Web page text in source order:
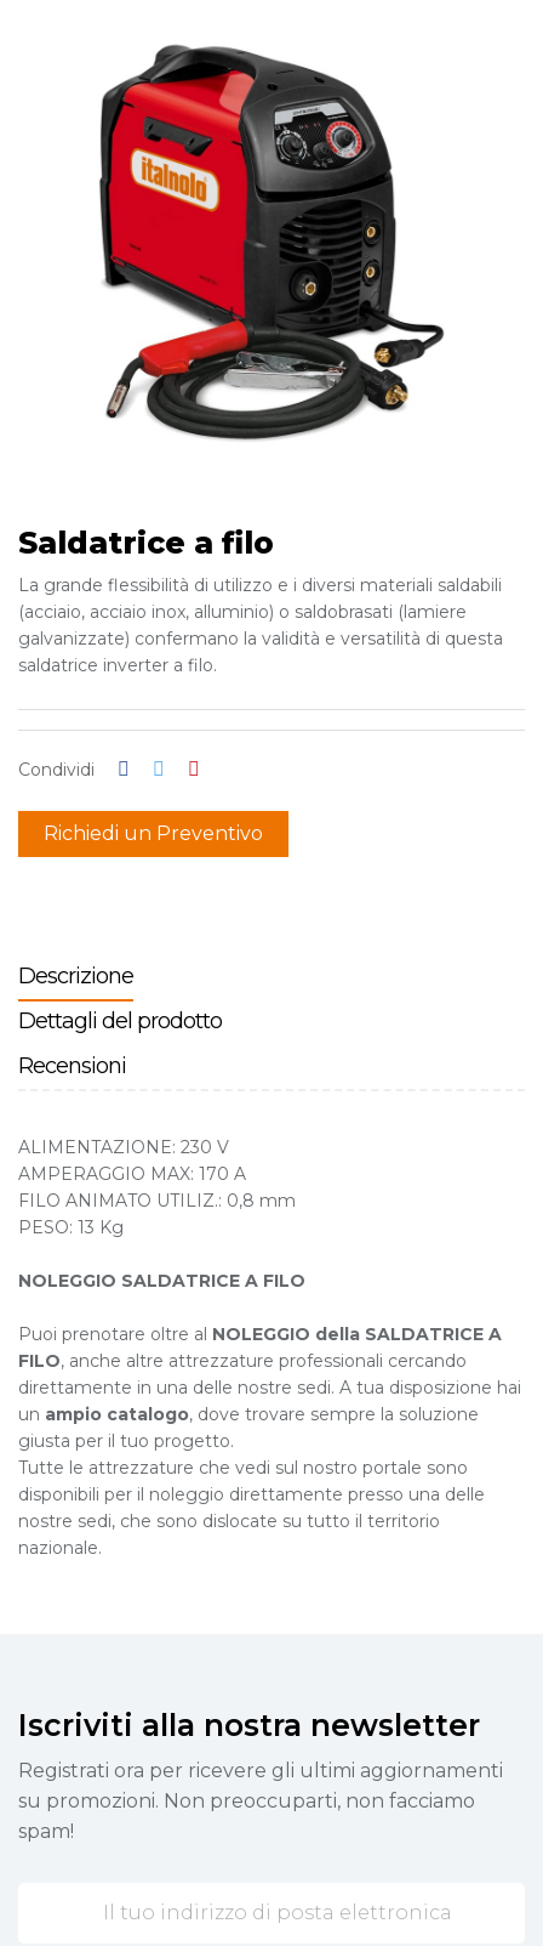
Saldatrice a filo
La grande flessibilità di utilizzo e i diversi materiali saldabili
(acciaio, acciaio inox, alluminio) o saldobrasati (lamiere
galvanizzate) confermano la validità e versatilità di questa
saldatrice inverter a filo.
Condividi
Richiedi un Preventivo
Descrizione
Dettagli del prodotto
Recensioni
ALIMENTAZIONE: 230 V
AMPERAGGIO MAX: 170 A
FILO ANIMATO UTILIZ.: 0,8 mm
PESO: 13 Kg
NOLEGGIO SALDATRICE A FILO
Puoi prenotare oltre al NOLEGGIO della SALDATRICE A
FILO, anche altre attrezzature professionali cercando
direttamente in una delle nostre sedi. A tua disposizione hai
un ampio catalogo, dove trovare sempre la soluzione
giusta per il tuo progetto.
Tutte le attrezzature che vedi sul nostro portale sono
disponibili per il noleggio direttamente presso una delle
nostre sedi, che sono dislocate su tutto il territorio
nazionale.
Iscriviti alla nostra newsletter
Registrati ora per ricevere gli ultimi aggiornamenti
su promozioni. Non preoccuparti, non facciamo
spam!